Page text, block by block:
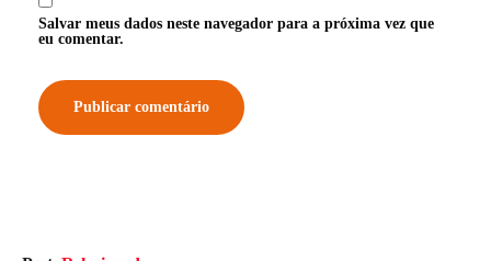
Salvar meus dados neste navegador para a próxima vez que
eu comentar.